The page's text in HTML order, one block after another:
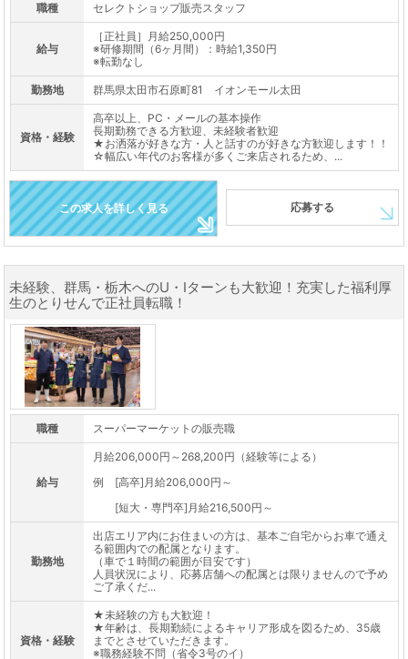
職種 セレクトショップ販売スタッフ
給与
［正社員］月給250,000円
※研修期間（6ヶ月間）：時給1,350円
※転勤なし
勤務地 群馬県太田市石原町81 イオンモール太田
資格・経験
高卒以上、PC・メールの基本操作
長期勤務できる方歓迎、未経験者歓迎
★お洒落が好きな方・人と話すのが好きな方歓迎します！！
☆幅広い年代のお客様が多くご来店されるため、...
この求人を詳しく見る 応募する
未経験、群馬・栃木へのU・Iターンも大歓迎！充実した福利厚
生のとりせんで正社員転職！
職種 スーパーマーケットの販売職
給与
月給206,000円～268,200円（経験等による）
例 [高卒]月給206,000円～
[短大・専門卒]月給216,500円～
勤務地
出店エリア内にお住まいの方は、基本ご自宅からお車で通え
る範囲内での配属となります。
（車で１時間の範囲が目安です）
人員状況により、応募店舗への配属とは限りませんので予め
ご了承くだ...
資格・経験
★未経験の方も大歓迎！
★年齢は、長期勤続によるキャリア形成を図るため、35歳
までとさせていただきます。
※職務経験不問（省令3号のイ）